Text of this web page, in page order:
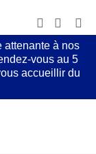
attenante à nos
vous au 5
accueillir du